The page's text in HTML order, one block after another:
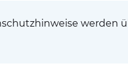
werden